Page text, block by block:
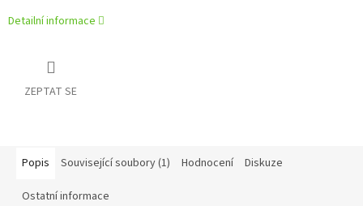
Detailní informace
ZEPTAT SE
Popis Související soubory (1) Hodnocení Diskuze
Ostatní informace